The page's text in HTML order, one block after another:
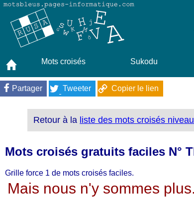
Mots croisés Sukodu
Partager Tweeter Copier le lien
Retour à la liste des mots croisés
Mots croisés gratuits faciles N°
Grille force 1 de mots croisés faciles.
Mais nous n'y sommes plus.